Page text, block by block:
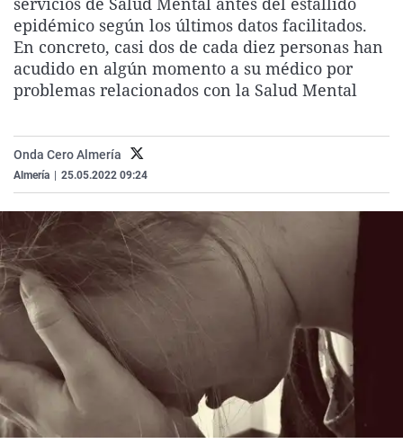
La rosa de los vientos
Gente viajera
Como el perro y el
Caso
Retornados
Equipo de
Extremadura
Galicia
La Rioja
País Vasco
Virales
Televisión
Elecciones
epidémico según los últimos datos facilitados.
En concreto, casi dos de cada diez personas han
acudido en algún momento a su médico por
problemas relacionados con la Salud Mental
Onda Cero Almería
Almería 25.05.2022 09:24